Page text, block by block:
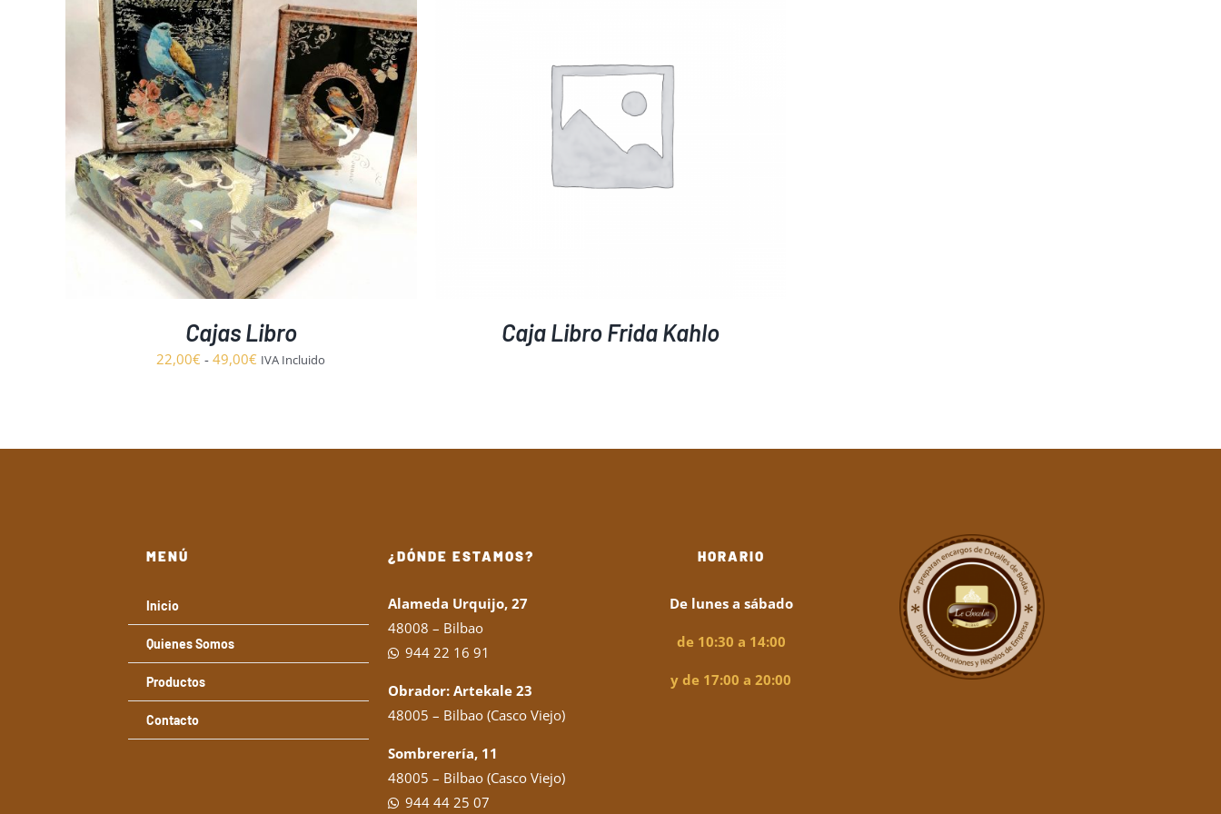
Cajas Libro
22,00€ - 49,00€ Rango
IVA Incluido
DETALLES
Caja Libro Frida Kahlo
MENÚ
Inicio
Quienes Somos
Productos
Contacto
¿DÓNDE ESTAMOS?
Alameda Urquijo, 27
48008 – Bilbao
944 22 16 91
Obrador: Artekale 23
48005 – Bilbao (Casco Viejo)
Sombrerería, 11
48005 – Bilbao (Casco Viejo)
944 44 25 07
HORARIO
De lunes a sábado
de 10:30 a 14:00
y de 17:00 a 20:00